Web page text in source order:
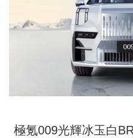
極氪009光輝冰玉白